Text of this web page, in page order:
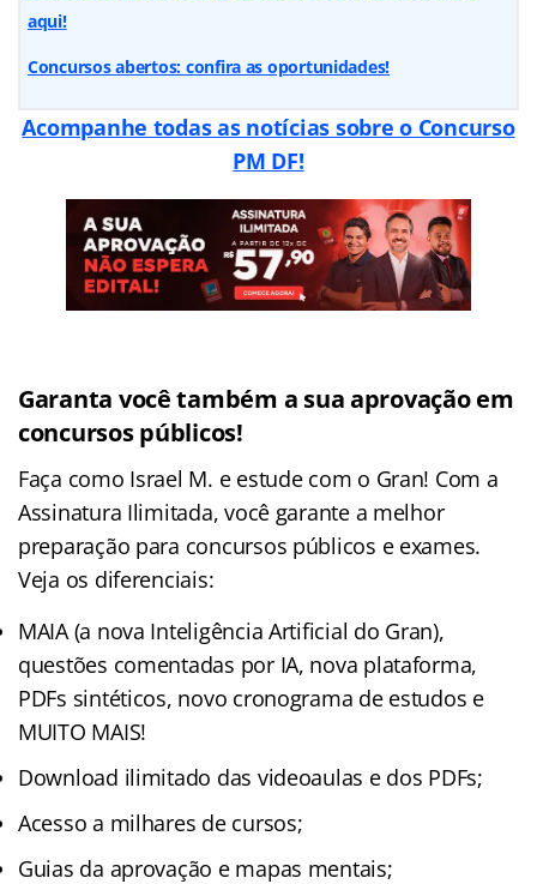
aqui!
Concursos abertos: confira as oportunidades!
Acompanhe todas as notícias sobre o Concurso
PM DF!
Garanta você também a sua aprovação em
concursos públicos!
Faça como Israel M. e estude com o Gran! Com a
Assinatura Ilimitada, você garante a melhor
preparação para concursos públicos e exames.
Veja os diferenciais:
MAIA (a nova Inteligência Artificial do Gran),
questões comentadas por IA, nova plataforma,
PDFs sintéticos, novo cronograma de estudos e
MUITO MAIS!
Download ilimitado das videoaulas e dos PDFs;
Acesso a milhares de cursos;
Guias da aprovação e mapas mentais;